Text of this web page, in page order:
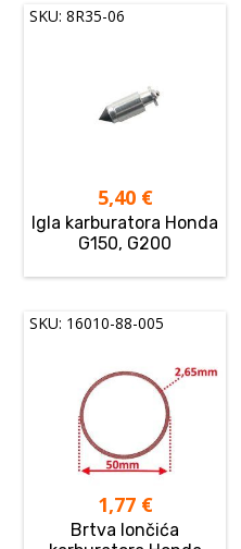
SKU: 8R35-06
5,40 €
Igla karburatora Honda
G150, G200
SKU: 16010-88-005
1,77 €
Brtva lončića